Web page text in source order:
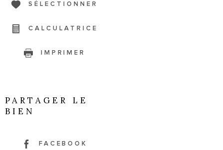
SÉLECTIONNER
CALCULATRICE
IMPRIMER
PARTAGER LE
BIEN
FACEBOOK